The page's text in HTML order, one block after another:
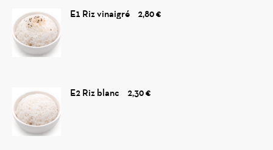
E1 Riz vinaigré 2,80 €
E2 Riz blanc 2,30 €